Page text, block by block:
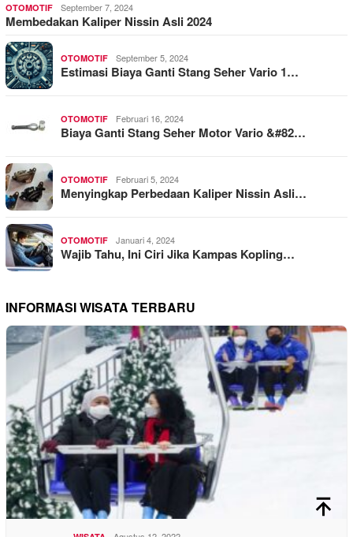
OTOMOTIF September 7, 2024
Membedakan Kaliper Nissin Asli 2024
OTOMOTIF September 5, 2024
Estimasi Biaya Ganti Stang Seher Vario 1…
OTOMOTIF Februari 16, 2024
Biaya Ganti Stang Seher Motor Vario &#82…
OTOMOTIF Februari 5, 2024
Menyingkap Perbedaan Kaliper Nissin Asli…
OTOMOTIF Januari 4, 2024
Wajib Tahu, Ini Ciri Jika Kampas Kopling…
INFORMASI WISATA TERBARU